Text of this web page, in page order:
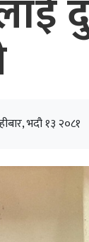
भदौ १३ २०८१